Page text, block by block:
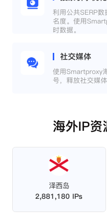
利用公共SERP
名度。使用
时数据。
社交媒体
使用Smartproxy
号，释放社交媒
海外IP
泽西岛
2,881,180 IPs